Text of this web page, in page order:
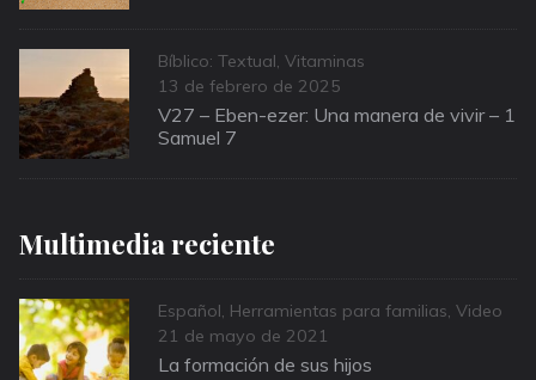
Categories
Bíblico: Textual, Vitaminas
Posted
on
13 de febrero de 2025
V27 – Eben-ezer: Una manera de vivir – 1
Samuel 7
Multimedia reciente
Categories
Español, Herramientas para familias, Video
Posted
on
21 de mayo de 2021
La formación de sus hijos